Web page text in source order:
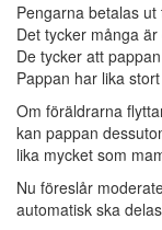
Pengarna betalas
Det tycker många är
De tycker att
Pappan har lika
Om föräldrarna
kan pappan
lika mycket som
Nu föreslår
automatisk ska